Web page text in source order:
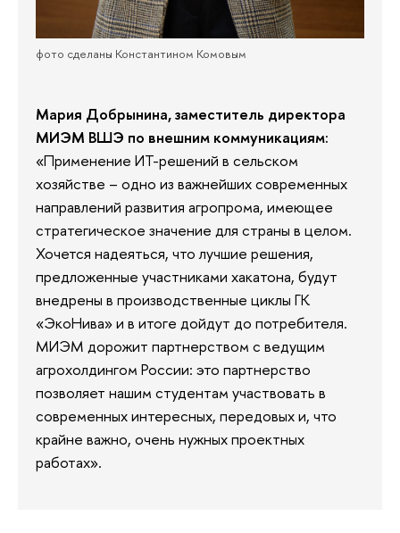
фото сделаны Константином Комовым
Мария Добрынина, заместитель директора
МИЭМ ВШЭ по внешним коммуникациям:
«Применение ИТ-решений в сельском
хозяйстве – одно из важнейших современных
направлений развития агропрома, имеющее
стратегическое значение для страны в целом.
Хочется надеяться, что лучшие решения,
предложенные участниками хакатона, будут
внедрены в производственные циклы ГК
«ЭкоНива» и в итоге дойдут до потребителя.
МИЭМ дорожит партнерством с ведущим
агрохолдингом России: это партнерство
позволяет нашим студентам участвовать в
современных интересных, передовых и, что
крайне важно, очень нужных проектных
работах».